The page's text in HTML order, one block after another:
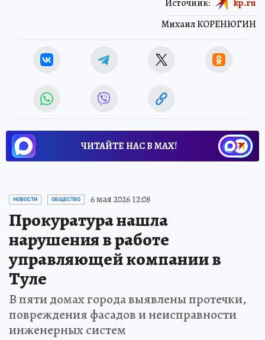
Михаил КОРЕНЮГИН
Источник: kp.ru
ЧИТАЙТЕ НАС В МАХ!
НОВОСТИ ОБЩЕСТВО 6 мая 2026 12:08
Прокуратура нашла
нарушения в работе
управляющей компании в
Туле
В пяти домах города выявлены протечки,
повреждения фасадов и неисправности
инженерных систем